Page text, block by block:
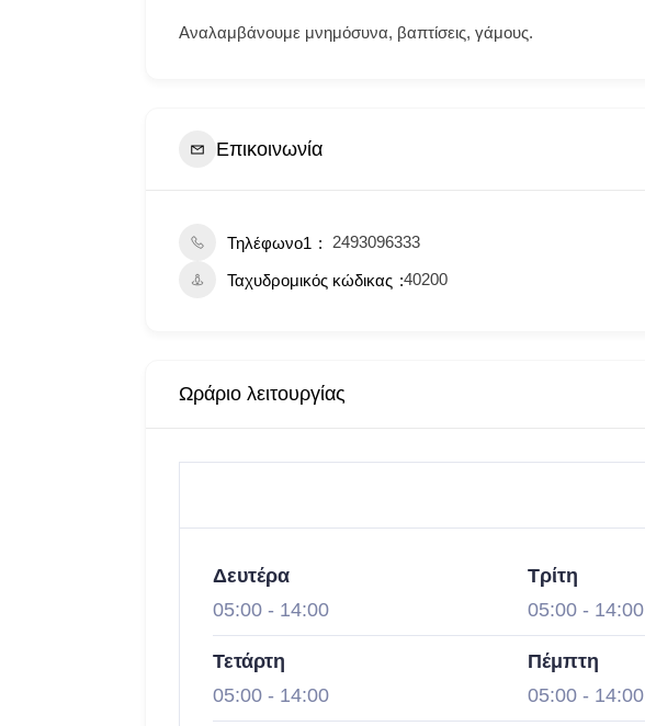
Αναλαμβάνουμε μνημόσυνα, βαπτίσεις, γάμους.
Επικοινωνία
Τηλέφωνο1 2493096333
Ταχυδρομικός κώδικας 40200
Ωράριο λειτουργίας
Δευτέρα
05:00 - 14:00
Τρίτη
05:00 - 14:00
Τετάρτη
05:00 - 14:00
Πέμπτη
05:00 - 14:00